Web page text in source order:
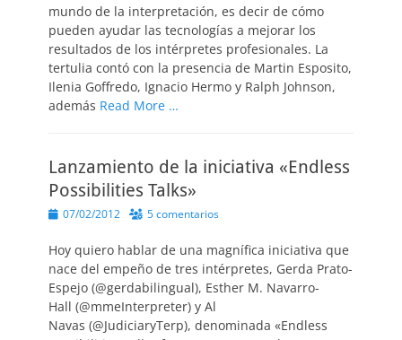
mundo de la interpretación, es decir de cómo
pueden ayudar las tecnologías a mejorar los
resultados de los intérpretes profesionales. La
tertulia contó con la presencia de Martin Esposito,
Ilenia Goffredo, Ignacio Hermo y Ralph Johnson,
además Read More …
Lanzamiento de la iniciativa «Endless
Possibilities Talks»
Publicado
07/02/2012 5 comentarios
Hoy quiero hablar de una magnífica iniciativa que
nace del empeño de tres intérpretes, Gerda Prato-
Espejo (@gerdabilingual), Esther M. Navarro-
Hall (@mmeInterpreter) y Al
Navas (@JudiciaryTerp), denominada «Endless